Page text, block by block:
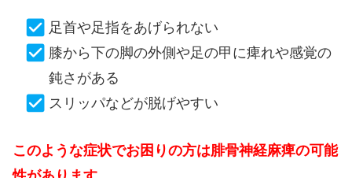
足首や足指をあげられない
膝から下の脚の外側や足の甲に痺れや感覚の
鈍さがある
スリッパなどが脱げやすい
このような症状でお困りの方は腓骨神経麻痺の可能